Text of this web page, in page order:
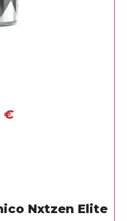
€
Nxtzen Elite